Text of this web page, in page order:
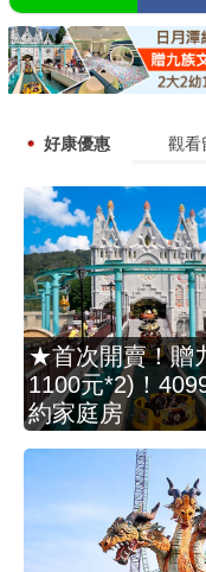
好康優惠 觀看
★首次開賣！贈
1100元*2)！
約家庭房